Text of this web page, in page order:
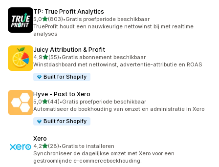
TP: True Profit Analytics
5,0van 5 sterren
(803)
803 recensies in totaal
•Gratis proefperiode beschikbaar
TrueProfit houdt een nauwkeurige nettowinst bij met realtime
analyses
Juicy Attribution & Profit
4,9van 5 sterren
(55)
55 recensies in totaal
•Gratis abonnement beschikbaar
Winstdashboard met nettowinst, advertentie-attributie en ROAS
Built for Shopify
Hyve ‑ Post to Xero
5,0van 5 sterren
(44)
44 recensies in totaal
•Gratis proefperiode beschikbaar
Automatiseer de boekhouding van omzet en administratie in Xero
Built for Shopify
Xero
4,2van 5 sterren
(28)
28 recensies in totaal
•Gratis te installeren
Synchroniseer de dagelijkse omzet met Xero voor een
gestroomlijnde e-commerceboekhouding.